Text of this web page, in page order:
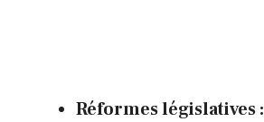
Réformes législatives :